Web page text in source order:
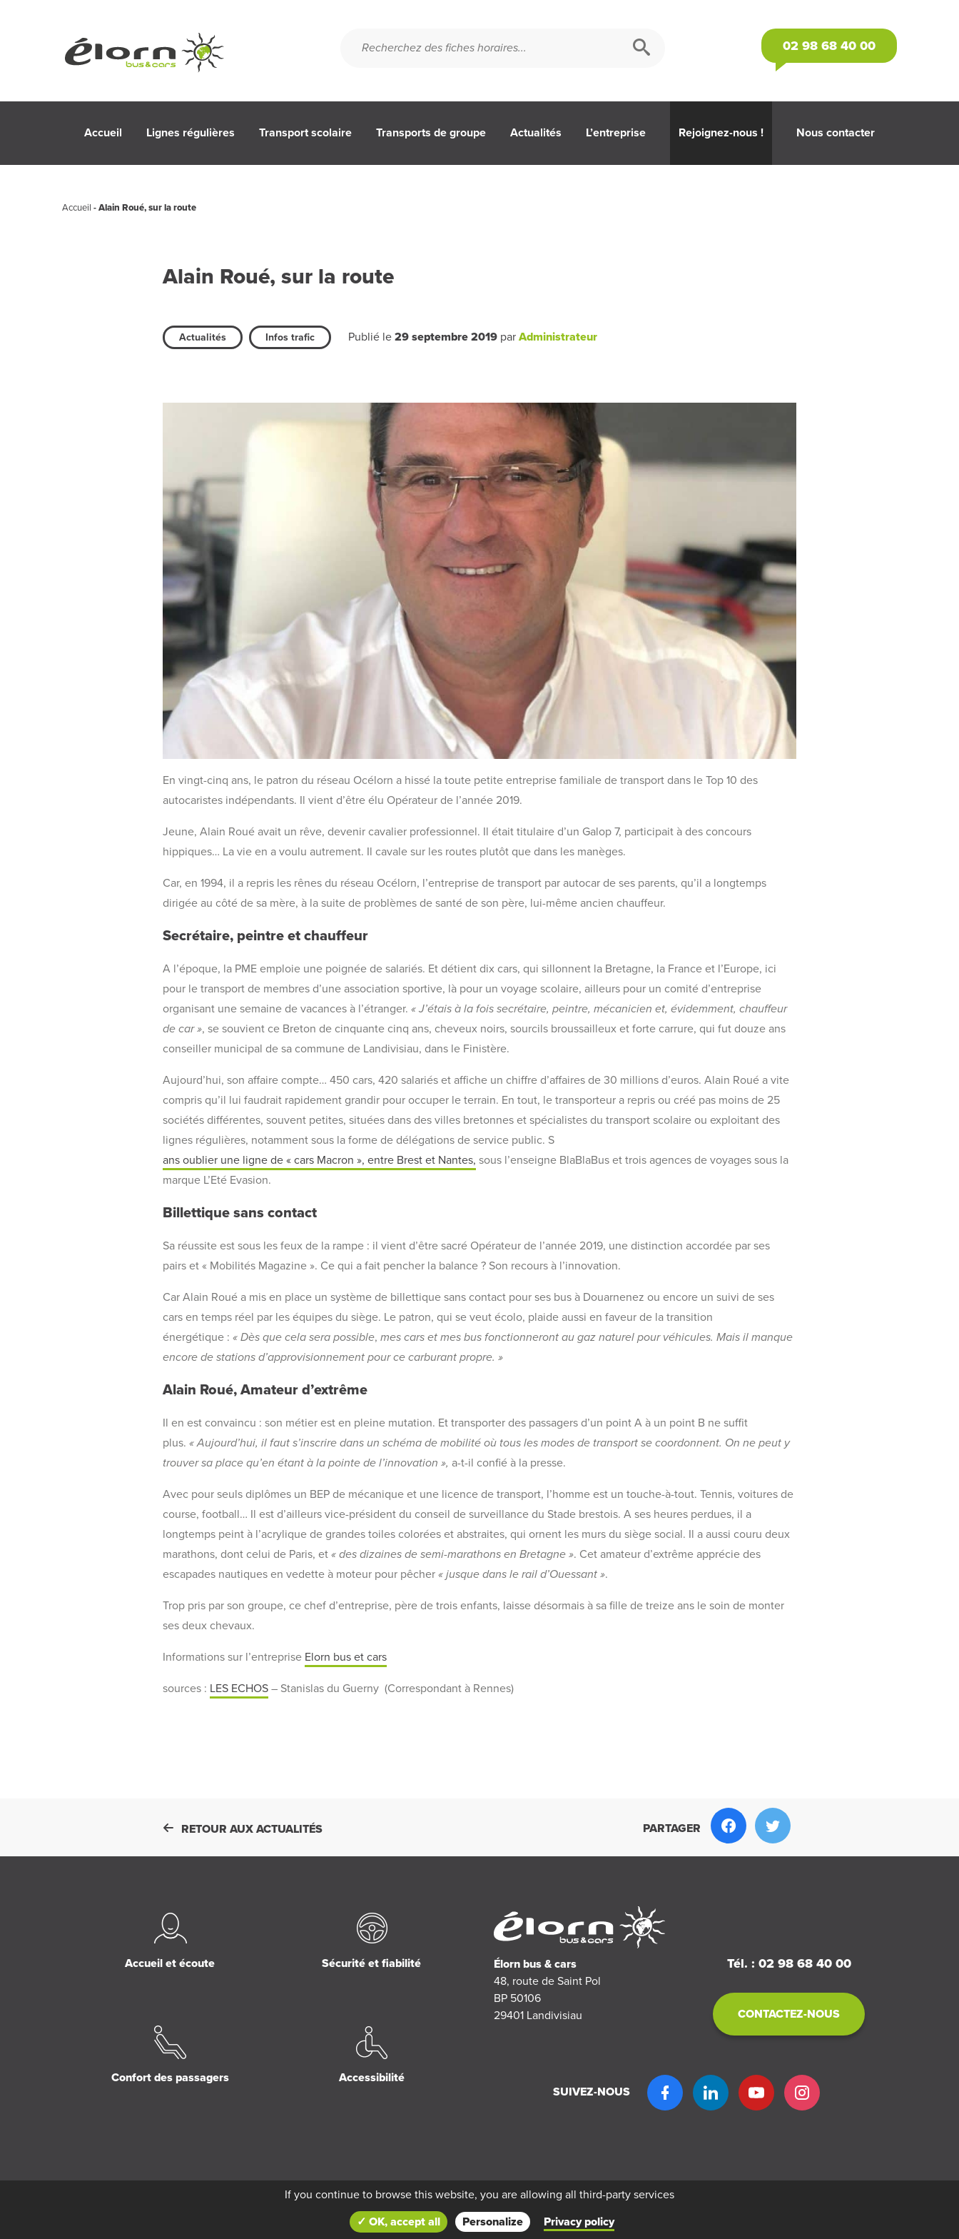
02 98 68 40 00
Accueil Lignes régulières Transport scolaire Transports de groupe Actualités L’entreprise Rejoignez-nous ! Nous contacter
Accueil -Alain Roué, sur la route
Alain Roué, sur la route
Actualités Infos trafic Publié le29 septembre 2019 par Administrateur
En vingt-cinq ans, le patron du réseau Océlorn a hissé la toute petite entreprise familiale de transport dans le Top 10 des
autocaristes indépendants. Il vient d’être élu Opérateur de l’année 2019.
Jeune, Alain Roué avait un rêve, devenir cavalier professionnel. Il était titulaire d’un Galop 7, participait à des concours
hippiques… La vie en a voulu autrement. Il cavale sur les routes plutôt que dans les manèges.
Car, en 1994, il a repris les rênes du réseau Océlorn, l’entreprise de transport par autocar de ses parents, qu’il a longtemps
dirigée au côté de sa mère, à la suite de problèmes de santé de son père, lui-même ancien chauffeur.
Secrétaire, peintre et chauffeur
A l’époque, la PME emploie une poignée de salariés. Et détient dix cars, qui sillonnent la Bretagne, la France et l’Europe, ici
pour le transport de membres d’une association sportive, là pour un voyage scolaire, ailleurs pour un comité d’entreprise
organisant une semaine de vacances à l’étranger.« J’étais à la fois secrétaire, peintre, mécanicien et, évidemment, chauffeur
de car », se souvient ce Breton de cinquante cinq ans, cheveux noirs, sourcils broussailleux et forte carrure, qui fut douze ans
conseiller municipal de sa commune de Landivisiau, dans le Finistère.
Aujourd’hui, son affaire compte… 450 cars, 420 salariés et affiche un chiffre d’affaires de 30 millions d’euros. Alain Roué a vite
compris qu’il lui faudrait rapidement grandir pour occuper le terrain. En tout, le transporteur a repris ou créé pas moins de 25
sociétés différentes, souvent petites, situées dans des villes bretonnes et spécialistes du transport scolaire ou exploitant des
lignes régulières, notamment sous la forme de délégations de service public. S
ans oublier une ligne de « cars Macron », entre Brest et Nantes, sous l’enseigne BlaBlaBus et trois agences de voyages sous la
marque L’Eté Evasion.
Billettique sans contact
Sa réussite est sous les feux de la rampe : il vient d’être sacré Opérateur de l’année 2019, une distinction accordée par ses
pairs et « Mobilités Magazine ». Ce qui a fait pencher la balance ? Son recours à l’innovation.
Car Alain Roué a mis en place un système de billettique sans contact pour ses bus à Douarnenez ou encore un suivi de ses
cars en temps réel par les équipes du siège. Le patron, qui se veut écolo, plaide aussi en faveur de la transition
énergétique :« Dès que cela sera possible,mes cars et mes bus fonctionneront au gaz naturel pour véhicules. Mais il manque
encore de stations d’approvisionnement pour ce carburant propre. »
Alain Roué, Amateur d’extrême
Il en est convaincu : son métier est en pleine mutation. Et transporter des passagers d’un point A à un point B ne suffit
plus.« Aujourd’hui, il faut s’inscrire dans un schéma de mobilité où tous les modes de transport se coordonnent. On ne peut y
trouver sa place qu’en étant à la pointe de l’innovation », a-t-il confié à la presse.
Avec pour seuls diplômes un BEP de mécanique et une licence de transport, l’homme est un touche-à-tout. Tennis, voitures de
course, football… Il est d’ailleurs vice-président du conseil de surveillance du Stade brestois. A ses heures perdues, il a
longtemps peint à l’acrylique de grandes toiles colorées et abstraites, qui ornent les murs du siège social. Il a aussi couru deux
marathons, dont celui de Paris, et« des dizaines de semi-marathons en Bretagne ». Cet amateur d’extrême apprécie des
escapades nautiques en vedette à moteur pour pêcher« jusque dans le rail d’Ouessant ».
Trop pris par son groupe, ce chef d’entreprise, père de trois enfants, laisse désormais à sa fille de treize ans le soin de monter
ses deux chevaux.
Informations sur l’entreprise Elorn bus et cars
sources : LES ECHOS – Stanislas du Guerny (Correspondant à Rennes)
RETOUR AUX ACTUALITÉS PARTAGER
Accueil et écoute Sécurité et fiabilité
Confort des passagers Accessibilité
Élorn bus & cars
48, route de Saint Pol
BP 50106
29401 Landivisiau
Tél. : 02 98 68 40 00
CONTACTEZ-NOUS
SUIVEZ-NOUS
Copyright © 2026 Élorn bus & cars byRéseau Océlorn - Politique de confidentialité-Mentions légales
If you continue to browse this website, you are allowing all third-party services
✓ OK, accept all
Personalize Privacy policy